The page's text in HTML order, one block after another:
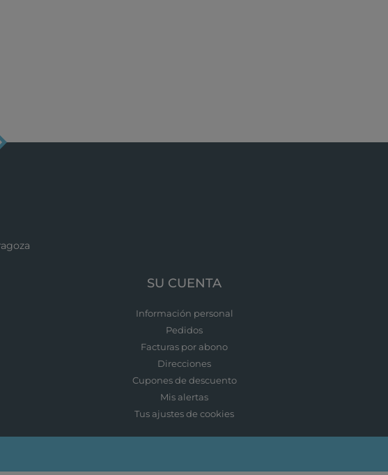
SU CUENTA
Información personal
Pedidos
Facturas por abono
Direcciones
Cupones de descuento
Mis alertas
Tus ajustes de cookies